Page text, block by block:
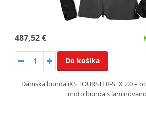
487,52 €
Do košíka
Dámská bunda iXS TOURSTER‑STX 2.0 –
moto bunda s